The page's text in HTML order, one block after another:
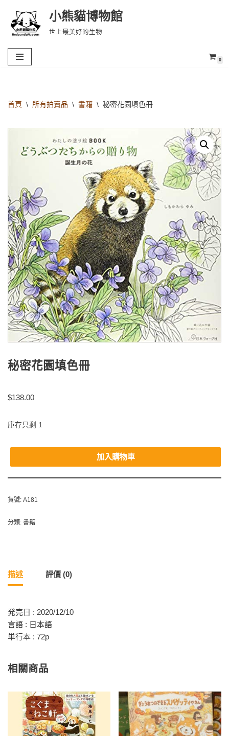
Skip
content
小熊貓博物館
世上最美好的生物
0
首頁 \ 所有拍賣品 \ 書籍 \ 秘密花園填色冊
秘密花園填色冊
$138.00
庫存只剩 1
加入購物車
貨號: A181
分類: 書籍
描述 評價 (0)
発売日 : 2020/12/10
言語 : 日本語
単行本 : 72p
相關商品